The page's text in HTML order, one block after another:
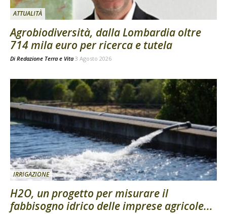
ATTUALITÀ
Agrobiodiversità, dalla Lombardia oltre
714 mila euro per ricerca e tutela
Di Redazione Terra e Vita 3 Agosto 2026
IRRIGAZIONE
H2O, un progetto per misurare il
fabbisogno idrico delle imprese agricole...